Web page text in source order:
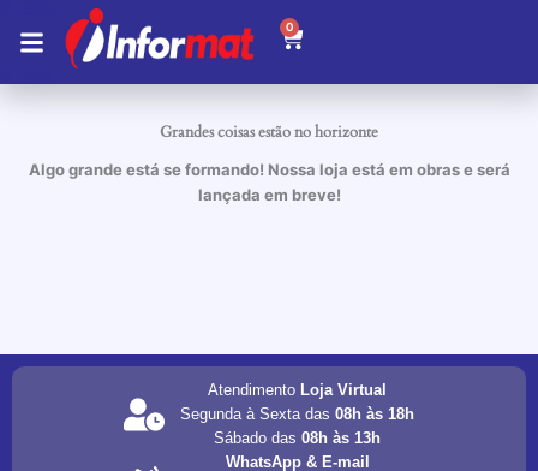
para
conteúdo
Grandes coisas estão no horizonte
Algo grande está se formando! Nossa loja está em obras e será
lançada em breve!
Atendimento Loja Virtual
Segunda à Sexta das08h às 18h
Sábado das08h às 13h
WhatsApp & E-mail
0
Carrinho